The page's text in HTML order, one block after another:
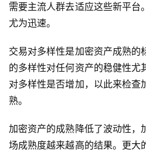
需要主流人群去适应这些新平台
尤为迅速。
交易对多样性是加密资产成熟的
的多样性对任何资产的稳健性尤
对多样性是否增加，以此来检查
熟。
加密资产的成熟降低了波动性，
场成熟度越来越高的结果。更大